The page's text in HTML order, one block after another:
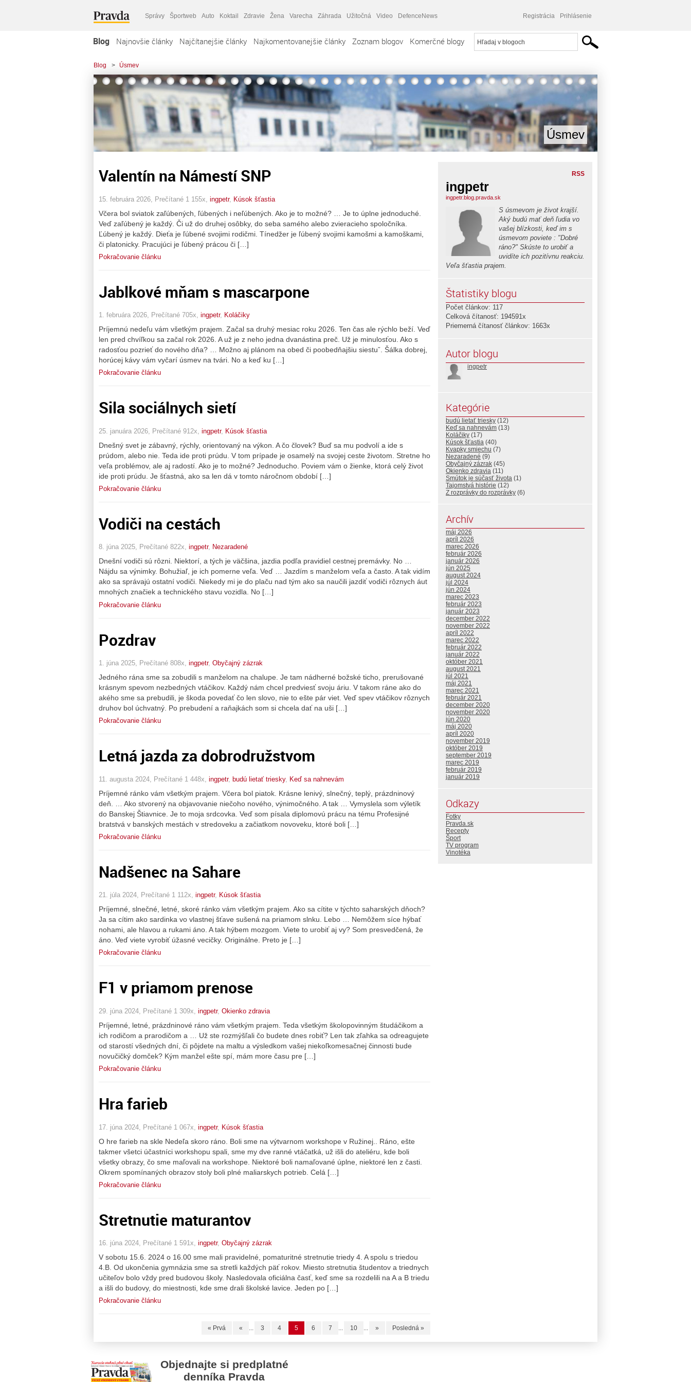
Správy Športweb Auto Koktail Zdravie Žena Varecha Záhrada Užitočná Video DefenceNews Registrácia Prihlásenie
Blog Najnovšie články Najčítanejšie články Najkomentovanejšie články Zoznam blogov Komerčné blogy
Blog > Úsmev
Úsmev
Valentín na Námestí SNP
15. februára 2026, Prečítané 1 155x, ingpetr, Kúsok šťastia
Včera bol sviatok zaľúbených, ľúbených i neľúbených. Ako je to možné? … Je to úplne jednoduché.
Veď zaľúbený je každý. Či už do druhej osôbky, do seba samého alebo zvieracieho spoločníka.
Ľúbený je každý. Dieťa je ľúbené svojimi rodičmi. Tínedžer je ľúbený svojimi kamošmi a kamoškami,
či platonicky. Pracujúci je ľúbený prácou či […]
Pokračovanie článku
Jablkové mňam s mascarpone
1. februára 2026, Prečítané 705x, ingpetr, Koláčiky
Príjemnú nedeľu vám všetkým prajem. Začal sa druhý mesiac roku 2026. Ten čas ale rýchlo beží. Veď
len pred chvíľkou sa začal rok 2026. A už je z neho jedna dvanástina preč. Už je minulosťou. Ako s
radosťou pozrieť do nového dňa? … Možno aj plánom na obed či poobedňajšiu siestuˇ. Šálka dobrej,
horúcej kávy vám vyčarí úsmev na tvári. No a keď ku […]
Pokračovanie článku
Sila sociálnych sietí
25. januára 2026, Prečítané 912x, ingpetr, Kúsok šťastia
Dnešný svet je zábavný, rýchly, orientovaný na výkon. A čo človek? Buď sa mu podvolí a ide s
prúdom, alebo nie. Teda ide proti prúdu. V tom prípade je osamelý na svojej ceste životom. Stretne ho
veľa problémov, ale aj radostí. Ako je to možné? Jednoducho. Poviem vám o žienke, ktorá celý život
ide proti prúdu. Je šťastná, ako sa len dá v tomto náročnom období […]
Pokračovanie článku
Vodiči na cestách
8. júna 2025, Prečítané 822x, ingpetr, Nezaradené
Dnešní vodiči sú rôzni. Niektorí, a tých je väčšina, jazdia podľa pravidiel cestnej premávky. No …
Nájdu sa výnimky. Bohužiaľ, je ich pomerne veľa. Veď … Jazdím s manželom veľa a často. A tak vidím
ako sa správajú ostatní vodiči. Niekedy mi je do plaču nad tým ako sa naučili jazdiť vodiči rôznych áut
mnohých značiek a technického stavu vozidla. No […]
Pokračovanie článku
Pozdrav
1. júna 2025, Prečítané 808x, ingpetr, Obyčajný zázrak
Jedného rána sme sa zobudili s manželom na chalupe. Je tam nádherné božské ticho, prerušované
krásnym spevom nezbedných vtáčikov. Každý nám chcel predviesť svoju áriu. V takom ráne ako do
akého sme sa prebudili, je škoda povedať čo len slovo, nie to ešte pár viet. Veď spev vtáčikov rôznych
druhov bol úchvatný. Po prebudení a raňajkách som si chcela dať na uši […]
Pokračovanie článku
Letná jazda za dobrodružstvom
11. augusta 2024, Prečítané 1 448x, ingpetr, budú lietať triesky, Keď sa nahnevám
Príjemné ránko vám všetkým prajem. Včera bol piatok. Krásne lenivý, slnečný, teplý, prázdninový
deň. … Ako stvorený na objavovanie niečoho nového, výnimočného. A tak … Vymyslela som výletík
do Banskej Štiavnice. Je to moja srdcovka. Veď som písala diplomovú prácu na tému Profesijné
bratstvá v banských mestách v stredoveku a začiatkom novoveku, ktoré boli […]
Pokračovanie článku
Nadšenec na Sahare
21. júla 2024, Prečítané 1 112x, ingpetr, Kúsok šťastia
Príjemné, slnečné, letné, skoré ránko vám všetkým prajem. Ako sa cítite v týchto saharských dňoch?
Ja sa cítim ako sardinka vo vlastnej šťave sušená na priamom slnku. Lebo … Nemôžem síce hýbať
nohami, ale hlavou a rukami áno. A tak hýbem mozgom. Viete to urobiť aj vy? Som presvedčená, že
áno. Veď viete vyrobiť úžasné vecičky. Originálne. Preto je […]
Pokračovanie článku
F1 v priamom prenose
29. júna 2024, Prečítané 1 309x, ingpetr, Okienko zdravia
Príjemné, letné, prázdninové ráno vám všetkým prajem. Teda všetkým školopovinným študáčikom a
ich rodičom a prarodičom a … Už ste rozmýšľali čo budete dnes robiť? Len tak zľahka sa odreagujete
od starostí všedných dní, či pôjdete na maltu a výsledkom vašej niekoľkomesačnej činnosti bude
novučičký domček? Kým manžel ešte spí, mám more času pre […]
Pokračovanie článku
Hra farieb
17. júna 2024, Prečítané 1 067x, ingpetr, Kúsok šťastia
O hre farieb na skle Nedeľa skoro ráno. Boli sme na výtvarnom workshope v Ružinej.. Ráno, ešte
takmer všetci účastníci workshopu spali, sme my dve ranné vtáčatká, už išli do ateliéru, kde boli
všetky obrazy, čo sme maľovali na workshope. Niektoré boli namaľované úplne, niektoré len z časti.
Okrem spomínaných obrazov stoly boli plné maliarskych potrieb. Celá […]
Pokračovanie článku
Stretnutie maturantov
16. júna 2024, Prečítané 1 591x, ingpetr, Obyčajný zázrak
V sobotu 15.6. 2024 o 16.00 sme mali pravidelné, pomaturitné stretnutie triedy 4. A spolu s triedou
4.B. Od ukončenia gymnázia sme sa stretli každých päť rokov. Miesto stretnutia študentov a triednych
učiteľov bolo vždy pred budovou školy. Nasledovala oficiálna časť, keď sme sa rozdelili na A a B triedu
a išli do budovy, do miestnosti, kde sme drali školské lavice. Jeden po […]
Pokračovanie článku
« Prvá « ... 3 4 5 6 7 ... 10 ... » Posledná »
RSS
ingpetr
ingpetr.blog.pravda.sk
S úsmevom je život krajší.
Aký budú mať deň ľudia vo
vašej blízkosti, keď im s
úsmevom poviete : "Dobré
ráno?" Skúste to urobiť a
uvidíte ich pozitívnu reakciu.
Veľa šťastia prajem.
Štatistiky blogu
Počet článkov: 117
Celková čítanosť: 194591x
Priemerná čítanosť článkov: 1663x
Autor blogu
ingpetr
Kategórie
budú lietať triesky (12)
Keď sa nahnevám (13)
Koláčiky (17)
Kúsok šťastia (40)
Kvapky smiechu (7)
Nezaradené (9)
Obyčajný zázrak (45)
Okienko zdravia (11)
Smútok je súčasť života (1)
Tajomstvá histórie (12)
Z rozprávky do rozprávky (6)
Archív
máj 2026
apríl 2026
marec 2026
február 2026
január 2026
jún 2025
august 2024
júl 2024
jún 2024
marec 2023
február 2023
január 2023
december 2022
november 2022
apríl 2022
marec 2022
február 2022
január 2022
október 2021
august 2021
júl 2021
máj 2021
marec 2021
február 2021
december 2020
november 2020
jún 2020
máj 2020
apríl 2020
november 2019
október 2019
september 2019
marec 2019
február 2019
január 2019
Odkazy
Fotky
Pravda.sk
Recepty
Šport
TV program
Vinotéka
Objednajte si predplatné
denníka Pravda